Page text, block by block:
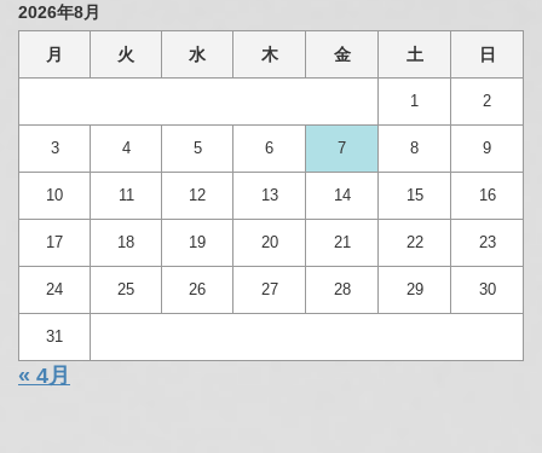
2026年8月
月 火 水 木 金 土 日
1 2
3 4 5 6 7 8 9
10 11 12 13 14 15 16
17 18 19 20 21 22 23
24 25 26 27 28 29 30
31
« 4月